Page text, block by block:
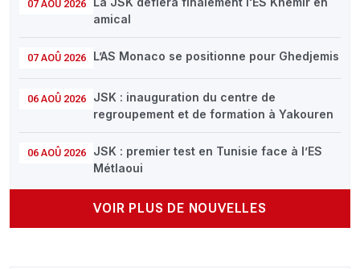
07 AOÛ 2026
amical
07 AOÛ 2026 L’AS Monaco se positionne pour Ghedjemis
06 AOÛ 2026
JSK : inauguration du centre de
regroupement et de formation à Yakouren
06 AOÛ 2026
JSK : premier test en Tunisie face à l’ES
Métlaoui
VOIR PLUS DE NOUVELLES